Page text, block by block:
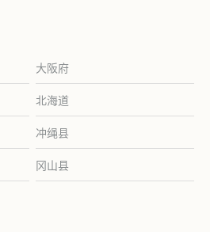
大阪府
北海道
冲绳县
冈山县